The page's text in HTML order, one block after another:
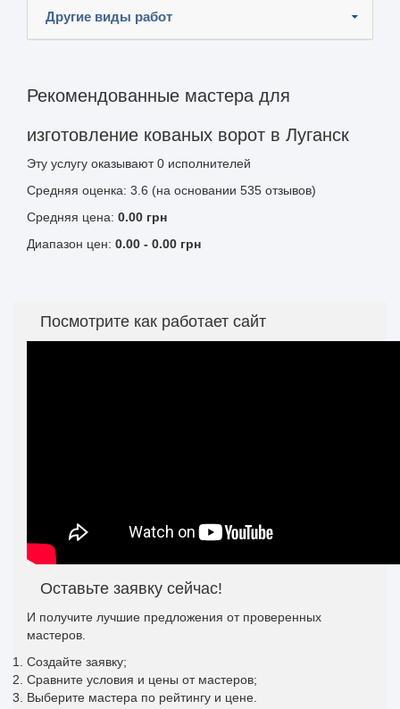
Другие виды работ
Рекомендованные мастера для
изготовление кованых ворот в Луганск
Эту услугу оказывают0 исполнителей
Средняя оценка: 3.6 (на основании 535 отзывов)
Средняя цена: 0.00 грн
Диапазон цен: 0.00 - 0.00 грн
Посмотрите как работает сайт
Оставьте заявку сейчас!
И получите лучшие предложения от проверенных
мастеров.
Создайте заявку;
Сравните условия и цены от мастеров;
Выберите мастера по рейтингу и цене.